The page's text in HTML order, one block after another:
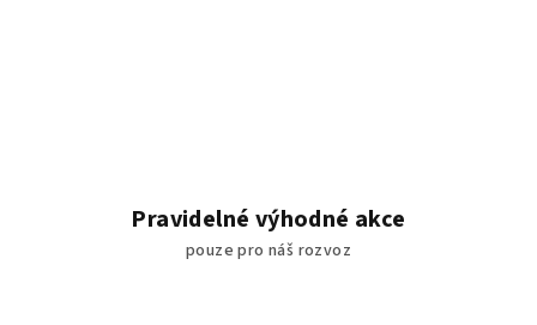
Pravidelné výhodné akce
pouze pro náš rozvoz